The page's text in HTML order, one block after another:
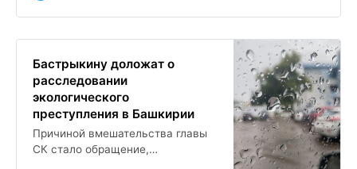
Бастрыкину доложат о
расследовании
экологического
преступления в Башкирии
Причиной вмешательства главы
СК стало обращение,